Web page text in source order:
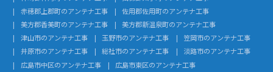
赤穂郡上郡町のアンテナ工事
佐用郡佐用町のアンテナ工事
美方郡香美町のアンテナ工事
美方郡新温泉町のアンテナ工事
津山市のアンテナ工事
玉野市のアンテナ工事
笠岡市のアンテナ工事
井原市のアンテナ工事
総社市のアンテナ工事
淡路市のアンテナ工事
広島市中区のアンテナ工事
広島市東区のアンテナ工事